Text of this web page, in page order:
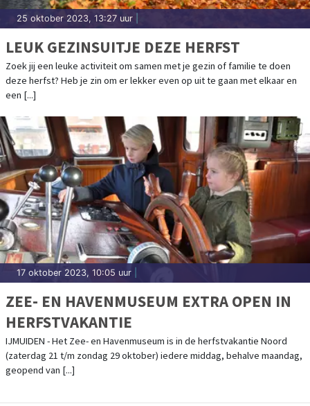
25 oktober 2023, 13:27 uur
LEUK GEZINSUITJE DEZE HERFST
Zoek jij een leuke activiteit om samen met je gezin of familie te doen
deze herfst? Heb je zin om er lekker even op uit te gaan met elkaar en
een [...]
17 oktober 2023, 10:05 uur
ZEE- EN HAVENMUSEUM EXTRA OPEN IN
HERFSTVAKANTIE
IJMUIDEN - Het Zee- en Havenmuseum is in de herfstvakantie Noord
(zaterdag 21 t/m zondag 29 oktober) iedere middag, behalve maandag,
geopend van [...]